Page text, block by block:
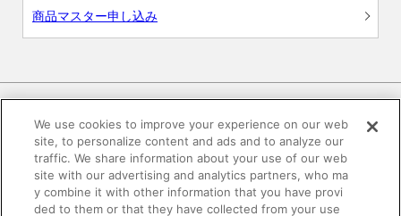
商品マスター申し込み
電子公告 このWEBサイトについて
プライバシーポリシー
We use cookies to improve your experience on our web
site, to personalize content and ads and to analyze our
traffic. We share information about your use of our web
site with our advertising and analytics partners, who ma
y combine it with other information that you have provi
ded to them or that they have collected from your use